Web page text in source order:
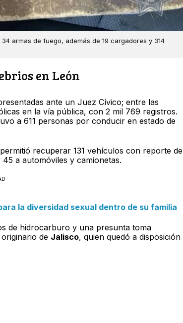
armas de fuego, además de 19 cargadores y 314
en León
ante un Juez Cívico; entre las
en la vía pública, con 2 mil 769 registros.
a 611 personas por conducir en estado de
recuperar 131 vehículos con reporte de
a automóviles y camionetas.
la diversidad sexual dentro de su familia
de hidrocarburo y una presunta toma
de Jalisco, quien quedó a disposición